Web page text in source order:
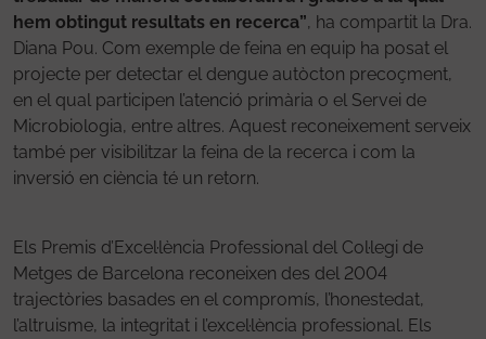
hem obtingut resultats en recerca”, ha compartit la Dra.
Diana Pou. Com exemple de feina en equip ha posat el
projecte per detectar el dengue autòcton precoçment,
en el qual participen l’atenció primària o el Servei de
Microbiologia, entre altres. Aquest reconeixement serveix
també per visibilitzar la feina de la recerca i com la
inversió en ciència té un retorn.
Els Premis d’Excel·lència Professional del Col·legi de
Metges de Barcelona reconeixen des del 2004
trajectòries basades en el compromís, l’honestedat,
l’altruisme, la integritat i l’excel·lència professional. Els